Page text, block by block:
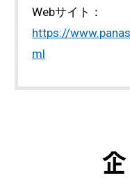
Webサイト：
https://
ml